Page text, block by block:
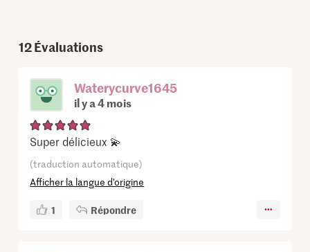
12Évaluations
Waterycurve1645
il y a 4 mois
Super délicieux 💫
(traduction automatique)
Afficher la langue d’origine
1 Répondre